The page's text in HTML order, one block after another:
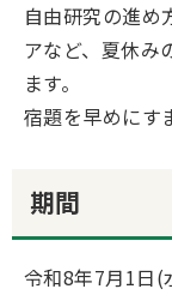
自由研究の進め
アなど、夏休み
ます。
宿題を早めにす
期間
令和8年7月1日(